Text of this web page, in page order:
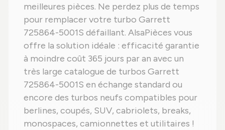
meilleures pièces. Ne perdez plus de temps
pour remplacer votre turbo Garrett
725864-5001S défaillant. AlsaPièces vous
offre la solution idéale : efficacité garantie
à moindre coût 365 jours par an avec un
très large catalogue de turbos Garrett
725864-5001S en échange standard ou
encore des turbos neufs compatibles pour
berlines, coupés, SUV, cabriolets, breaks,
monospaces, camionnettes et utilitaires !